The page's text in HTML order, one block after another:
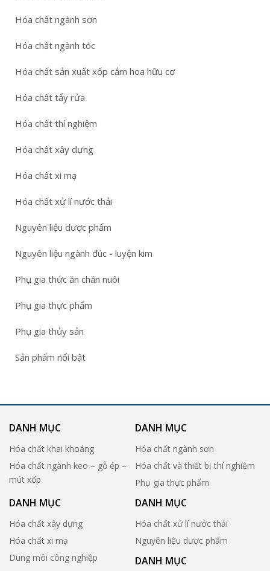
Hóa chất ngành sơn
Hóa chất ngành tóc
Hóa chất sản xuất xốp cắm hoa hữu cơ
Hóa chất tẩy rửa
Hóa chất thí nghiệm
Hóa chất xây dựng
Hóa chất xi mạ
Hóa chất xử lí nước thải
Nguyên liệu dược phẩm
Nguyên liệu ngành đúc - luyện kim
Phụ gia thức ăn chăn nuôi
Phụ gia thực phẩm
Phụ gia thủy sản
Sản phẩm nổi bật
DANH MỤC
Hóa chất khai khoáng
Hóa chất ngành keo – gỗ ép –
mút xốp
DANH MỤC
Hóa chất ngành sơn
Hóa chất và thiết bị thí nghiệm
Phụ gia thực phẩm
DANH MỤC
Hóa chất xây dựng
Hóa chất xi mạ
Dung môi công nghiệp
DANH MỤC
Hóa chất xử lí nước thải
Nguyên liệu dược phẩm
DANH MỤC